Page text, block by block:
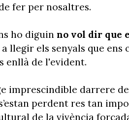
fer per nosaltres.
ho diguin no vol dir que
a llegir els senyals que
enllà de l'evident.
imprescindible darrere
perdent res tan
de la vivència